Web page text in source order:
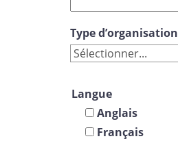
Type d’organisation
Langue
Anglais
Français